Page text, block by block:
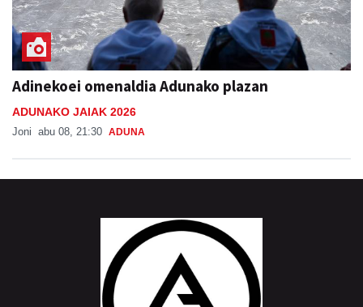
Adinekoei omenaldia Adunako plazan
ADUNAKO JAIAK 2026
Joni abu 08, 21:30 ADUNA